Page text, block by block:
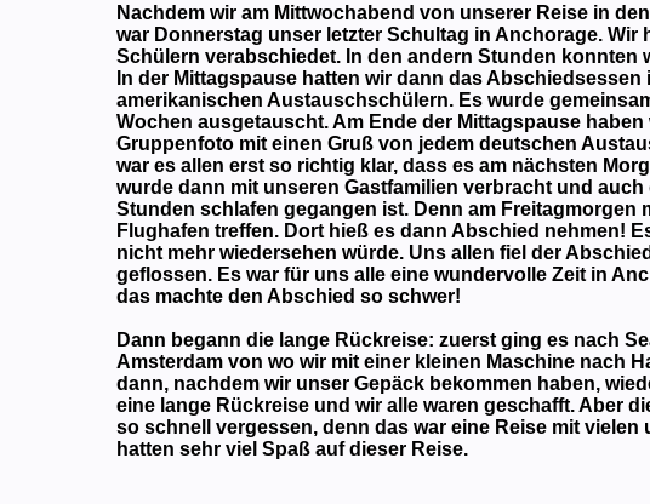
Nachdem wir am Mittwochabend von unserer Reise in
war Donnerstag unser letzter Schultag in Anchorage.
Schülern verabschiedet. In den andern Stunden konnten
In der Mittagspause hatten wir dann das
amerikanischen Austauschschülern. Es wurde
Wochen ausgetauscht. Am Ende der Mittagspause
Gruppenfoto mit einen Gruß von jedem deutschen
war es allen erst so richtig klar, dass es am nächsten
wurde dann mit unseren Gastfamilien verbracht und
Stunden schlafen gegangen ist. Denn am Freitagmorgen
Flughafen treffen. Dort hieß es dann Abschied nehmen!
nicht mehr wiedersehen würde. Uns allen fiel der
geflossen. Es war für uns alle eine wundervolle Zeit in
das machte den Abschied so schwer!
Dann begann die lange Rückreise: zuerst ging es nach
Amsterdam von wo wir mit einer kleinen Maschine nach
dann, nachdem wir unser Gepäck bekommen haben,
eine lange Rückreise und wir alle waren geschafft. Aber
so schnell vergessen, denn das war eine Reise mit
hatten sehr viel Spaß auf dieser Reise.